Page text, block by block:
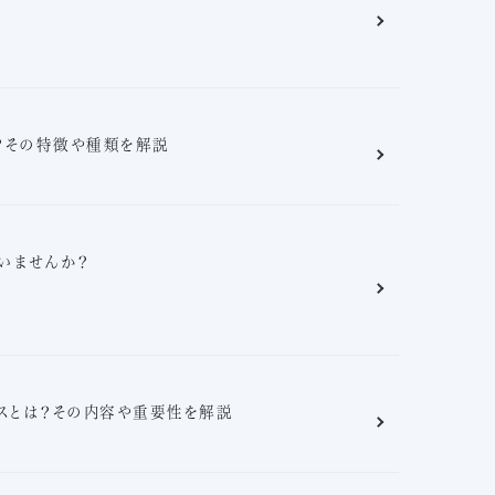
その特徴や種類を解説
ませんか？
とは？その内容や重要性を解説